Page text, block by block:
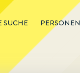
SUCHE PERSONEN